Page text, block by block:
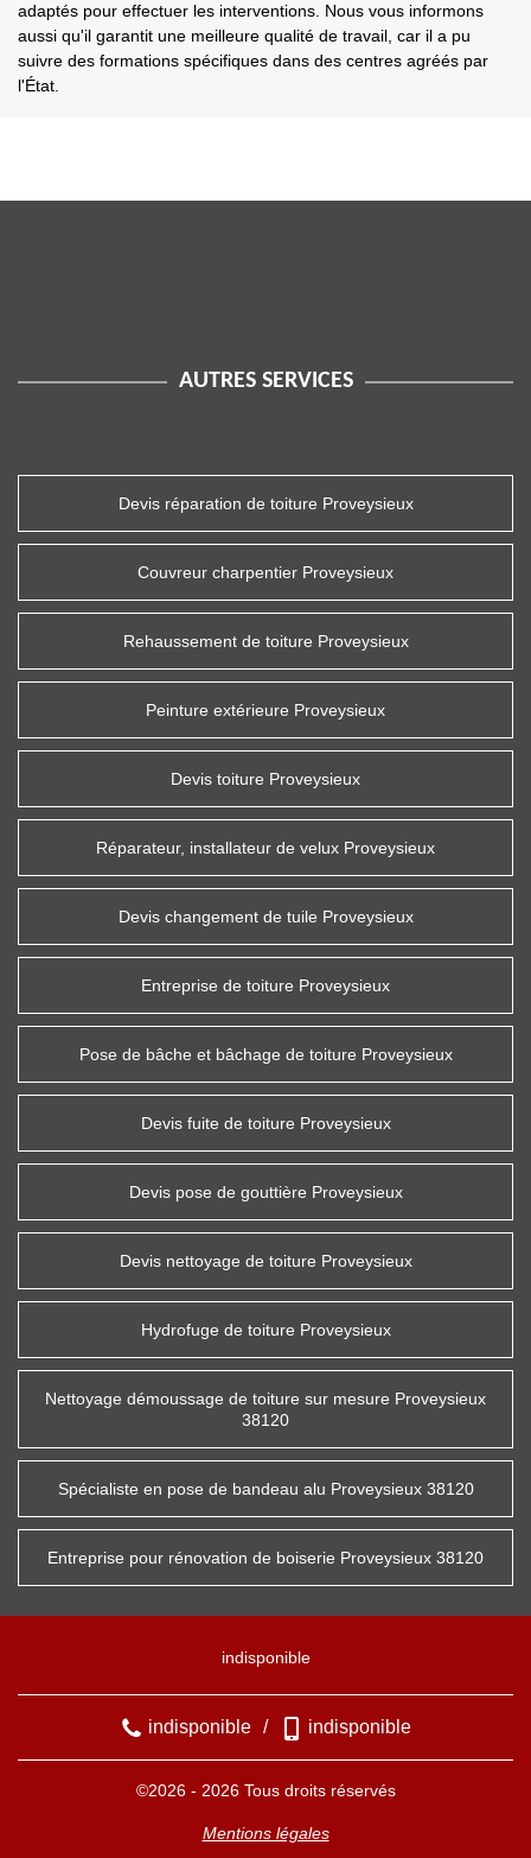
adaptés pour effectuer les interventions. Nous vous informons
aussi qu'il garantit une meilleure qualité de travail, car il a pu
suivre des formations spécifiques dans des centres agréés par
l'État.
AUTRES SERVICES
Devis réparation de toiture Proveysieux
Couvreur charpentier Proveysieux
Rehaussement de toiture Proveysieux
Peinture extérieure Proveysieux
Devis toiture Proveysieux
Réparateur, installateur de velux Proveysieux
Devis changement de tuile Proveysieux
Entreprise de toiture Proveysieux
Pose de bâche et bâchage de toiture Proveysieux
Devis fuite de toiture Proveysieux
Devis pose de gouttière Proveysieux
Devis nettoyage de toiture Proveysieux
Hydrofuge de toiture Proveysieux
Nettoyage démoussage de toiture sur mesure Proveysieux
38120
Spécialiste en pose de bandeau alu Proveysieux 38120
Entreprise pour rénovation de boiserie Proveysieux 38120
indisponible
indisponible / indisponible
©2026 - 2026 Tous droits réservés
Mentions légales